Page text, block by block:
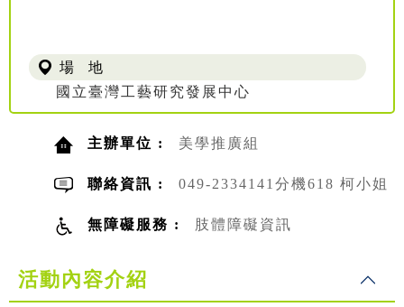
場 地
國立臺灣工藝研究發展中心
主辦單位 : 美學推廣組
聯絡資訊 : 049-2334141分機618 柯小姐
無障礙服務 : 肢體障礙資訊
活動內容介紹